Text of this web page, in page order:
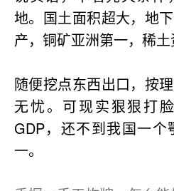
地。国土面积超大，地
产，铜矿亚洲第一，稀土
随便挖点东西出口，按
无忧。可现实狠狠打
GDP，还不到我国一
一。